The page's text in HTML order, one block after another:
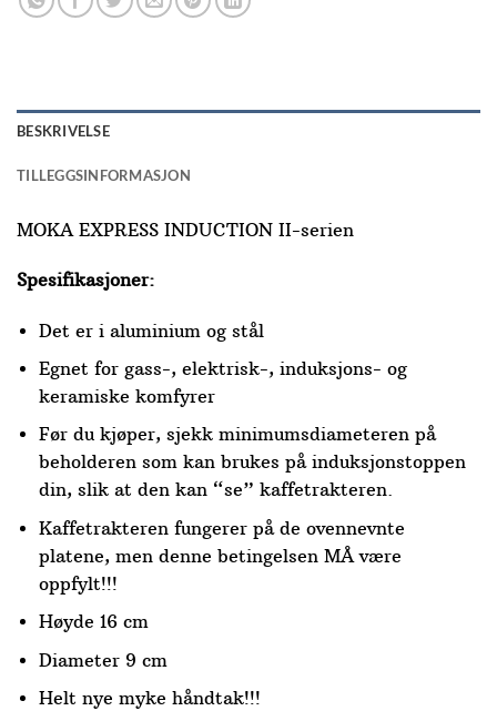
BESKRIVELSE
TILLEGGSINFORMASJON
MOKA EXPRESS INDUCTION II-serien
Spesifikasjoner:
Det er i aluminium og stål
Egnet for gass-, elektrisk-, induksjons- og
keramiske komfyrer
Før du kjøper, sjekk minimumsdiameteren på
beholderen som kan brukes på induksjonstoppen
din, slik at den kan “se” kaffetrakteren.
Kaffetrakteren fungerer på de ovennevnte
platene, men denne betingelsen MÅ være
oppfylt!!!
Høyde 16 cm
Diameter 9 cm
Helt nye myke håndtak!!!